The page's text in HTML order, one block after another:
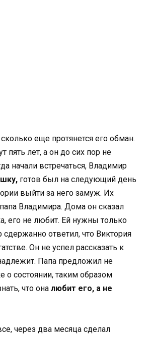
еще протянется его обман.
пять лет, а он до сих пор не
начали встречаться, Владимир
готов был на следующий день
выйти за него замуж. Их
Владимира. Дома он сказал
его не любит. Ей нужны только
ответил, что Виктория
Он не успел рассказать к
Папа предложил не
о состоянии, таким образом
что она любит его, а не
через два месяца сделал